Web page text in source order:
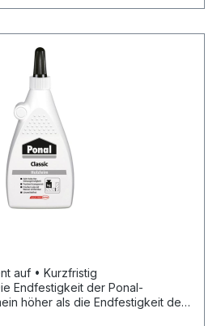
höher als die Endfestigkeit des